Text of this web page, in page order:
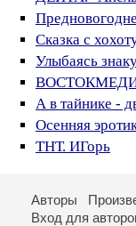
Сказка с
Улыбаясь
А в тайнике -
Осенняя
ТНТ. ИГорь
Авторы
Вход для